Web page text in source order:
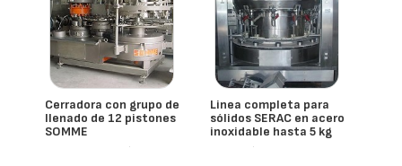
Cerradora con grupo de
llenado de 12 pistones
SOMME
- España
Linea completa para
sólidos SERAC en acero
inoxidable hasta 5 kg
- España